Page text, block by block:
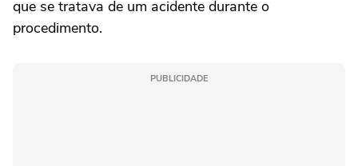
que se tratava de um acidente durante o
procedimento.
PUBLICIDADE